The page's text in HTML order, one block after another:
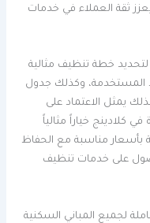
ثقة العملاء في خدمات
خطة تنظيف مثالية
المستخدمة، وكذلك جدول
يمثل الاعتماد على
كلادينج خياراً مثالياً
بأسعار مناسبة مع الحفاظ
على خدمات تنظيف
لجميع المباني السكنية